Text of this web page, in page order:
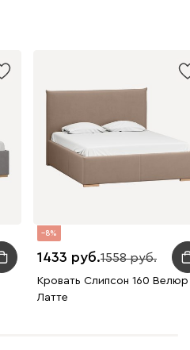
8
1433 1558
Кровать Слипсон 160 Велюр
Латте